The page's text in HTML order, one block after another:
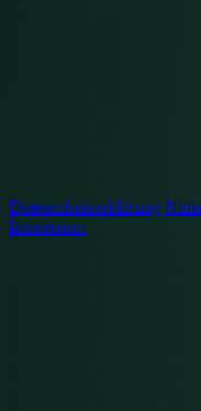
Datenschutzerklärung
Impressum